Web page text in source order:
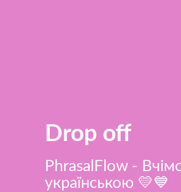
Drop off
PhrasalFlow -
українською 💛💙